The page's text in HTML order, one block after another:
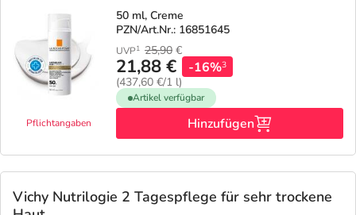
Pflichtangaben
50 ml, Creme
PZN/Art.Nr.: 16851645
UVP1 25,90 €
21,88 €
(437,60 €/1 l)
-16%3
Artikel verfügbar
Hinzufügen
Vichy Nutrilogie 2 Tagespflege für sehr trockene